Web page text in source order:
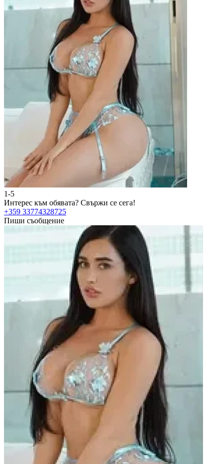
1-5
Интерес към обявата? Свържи се сега!
+359 33774328725
Пиши съобщение